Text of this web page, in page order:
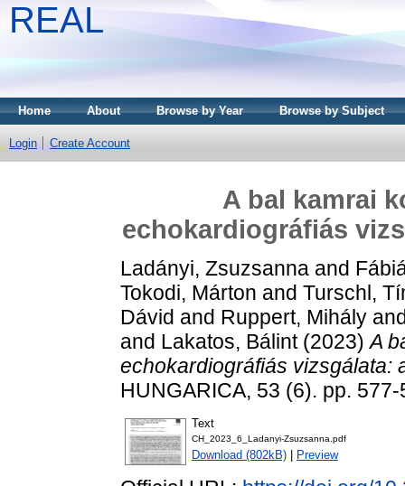
REAL
Home About Browse by Year Browse by Subject
Login Create Account
A bal kamrai
echokardiográfiás
Ladányi, Zsuzsanna and
Tokodi, Márton and Turschl,
Dávid and Ruppert, Mihály
and Lakatos, Bálint(2023)A
echokardiográfiás vizsgálata:
HUNGARICA, 53 (6). pp.
Text
CH_2023_6_Ladanyi-Zsuzsanna.pdf
Download (802kB) Preview